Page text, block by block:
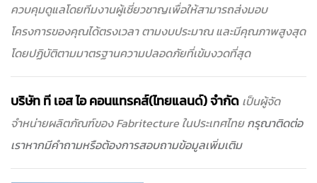
ควบคุมดูแลโดยทีมงานผู้เชี่ยวชาญเพื่อให้สามารถส่งมอบ
โครงการของคุณได้ตรงเวลา ตามงบประมาณ และมีคุณภาพสูงสุด
โดยปฏิบัติตามมาตรฐานความปลอดภัยที่เข้มงวดที่สุด
บริษัท ที เอส ไอ คอนแทรคส์(ไทยแลนด์) จำกัด เป็นผู้จัด
จำหน่ายผลิตภัณฑ์ของ Fabritecture ในประเทศไทยกรุณาติดต่อ
เราหากมีคำถามหรือต้องการสอบถามข้อมูลเพิ่มเติม